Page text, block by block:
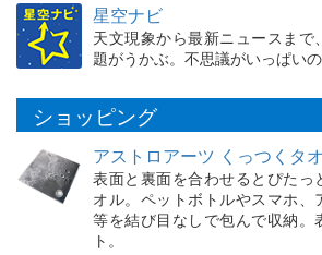
星空ナビ
天文現象から最新ニュースま
題がうかぶ。不思議がいっぱい
ショッピング
アストロアーツ くっつくタ
表面と裏面を合わせるとぴたっ
オル。ペットボトルやスマホ
等を結び目なしで包んで収納。
ト。